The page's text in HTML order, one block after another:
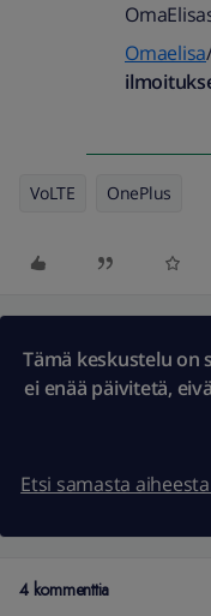
Omaelisa
VoLTE OnePlus
Tämä keskustelu on
ei enää päivitetä,
Etsi samasta
4 kommenttia